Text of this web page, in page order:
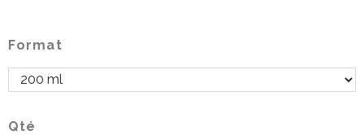
Format
Qté
Termes & livraison